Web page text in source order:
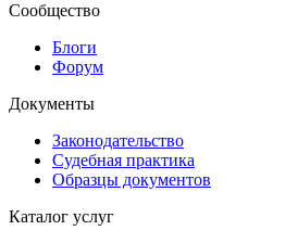
Сообщество
Блоги
Форум
Документы
Законодательство
Судебная практика
Образцы документов
Каталог услуг